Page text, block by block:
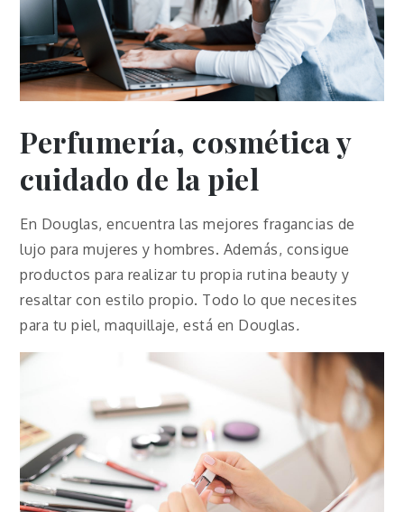
Perfumería, cosmética y
cuidado de la piel
En Douglas, encuentra las mejores fragancias de
lujo para mujeres y hombres. Además, consigue
productos para realizar tu propia rutina beauty y
resaltar con estilo propio. Todo lo que necesites
para tu piel, maquillaje, está en Douglas.